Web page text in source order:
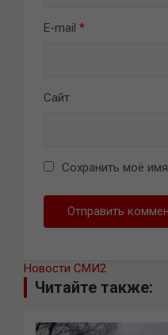
E-mail *
Сайт
Сохранить моё
Новости СМИ2
Читайте также: